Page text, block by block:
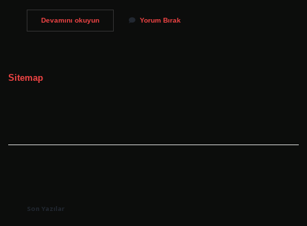
Devamını okuyunOtellerde
Yorum Bırak
Sitemap
Son Yazılar